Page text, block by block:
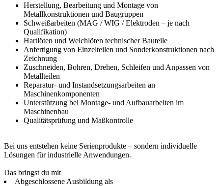
Herstellung, Bearbeitung und Montage von
Metallkonstruktionen und Baugruppen
Schweißarbeiten (MAG / WIG / Elektroden – je nach
Qualifikation)
Hartlöten und Weichlöten technischer Bauteile
Anfertigung von Einzelteilen und Sonderkonstruktionen nach
Zeichnung
Zuschneiden, Bohren, Drehen, Schleifen und Anpassen von
Metallteilen
Reparatur- und Instandsetzungsarbeiten an
Maschinenkomponenten
Unterstützung bei Montage- und Aufbauarbeiten im
Maschinenbau
Qualitätsprüfung und Maßkontrolle
Bei uns entstehen keine Serienprodukte – sondern individuelle
Lösungen für industrielle Anwendungen.
Das bringst du mit
Abgeschlossene Ausbildung als